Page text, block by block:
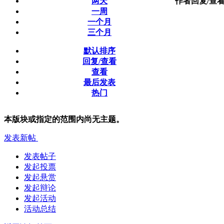
一周
一个月
三个月
默认排序
回复/查看
查看
最后发表
热门
本版块或指定的范围内尚无主题。
发表新帖
发表帖子
发起投票
发起悬赏
发起辩论
发起活动
活动总结